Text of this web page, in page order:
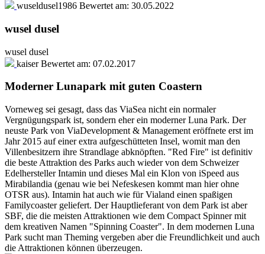
wuseldusel1986 Bewertet am: 30.05.2022
wusel dusel
wusel dusel
kaiser Bewertet am: 07.02.2017
Moderner Lunapark mit guten Coastern
Vorneweg sei gesagt, dass das ViaSea nicht ein normaler
Vergnügungspark ist, sondern eher ein moderner Luna Park. Der
neuste Park von ViaDevelopment & Management eröffnete erst im
Jahr 2015 auf einer extra aufgeschütteten Insel, womit man den
Villenbesitzern ihre Strandlage abknöpften. "Red Fire" ist definitiv
die beste Attraktion des Parks auch wieder von dem Schweizer
Edelhersteller Intamin und dieses Mal ein Klon von iSpeed aus
Mirabilandia (genau wie bei Nefeskesen kommt man hier ohne
OTSR aus). Intamin hat auch wie für Vialand einen spaßigen
Familycoaster geliefert. Der Hauptlieferant von dem Park ist aber
SBF, die die meisten Attraktionen wie dem Compact Spinner mit
dem kreativen Namen "Spinning Coaster". In dem modernen Luna
Park sucht man Theming vergeben aber die Freundlichkeit und auch
die Attraktionen können überzeugen.